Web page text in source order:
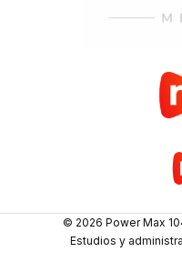
© 2026 Power Max
Estudios y